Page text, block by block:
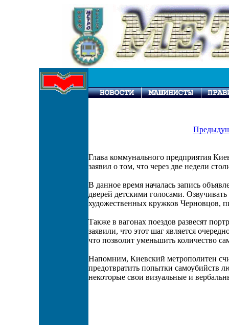
Глава коммунального предприятия
заявил о том, что через две недели
В данное время началась запись
дверей детскими голосами.
художественных кружков Черновцов,
Также в вагонах поездов развесят
заявили, что этот шаг является
что позволит уменьшить количество
Напомним, Киевский метрополитен
предотвратить попытки самоубийств
некоторые свои визуальные и